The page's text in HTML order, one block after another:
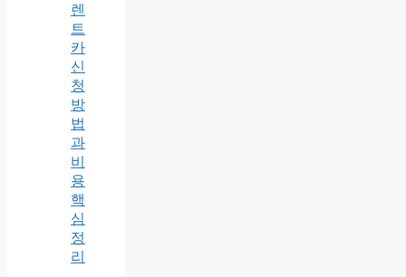
렌
트
카
신
청
방
법
과
비
용
핵
심
정
리